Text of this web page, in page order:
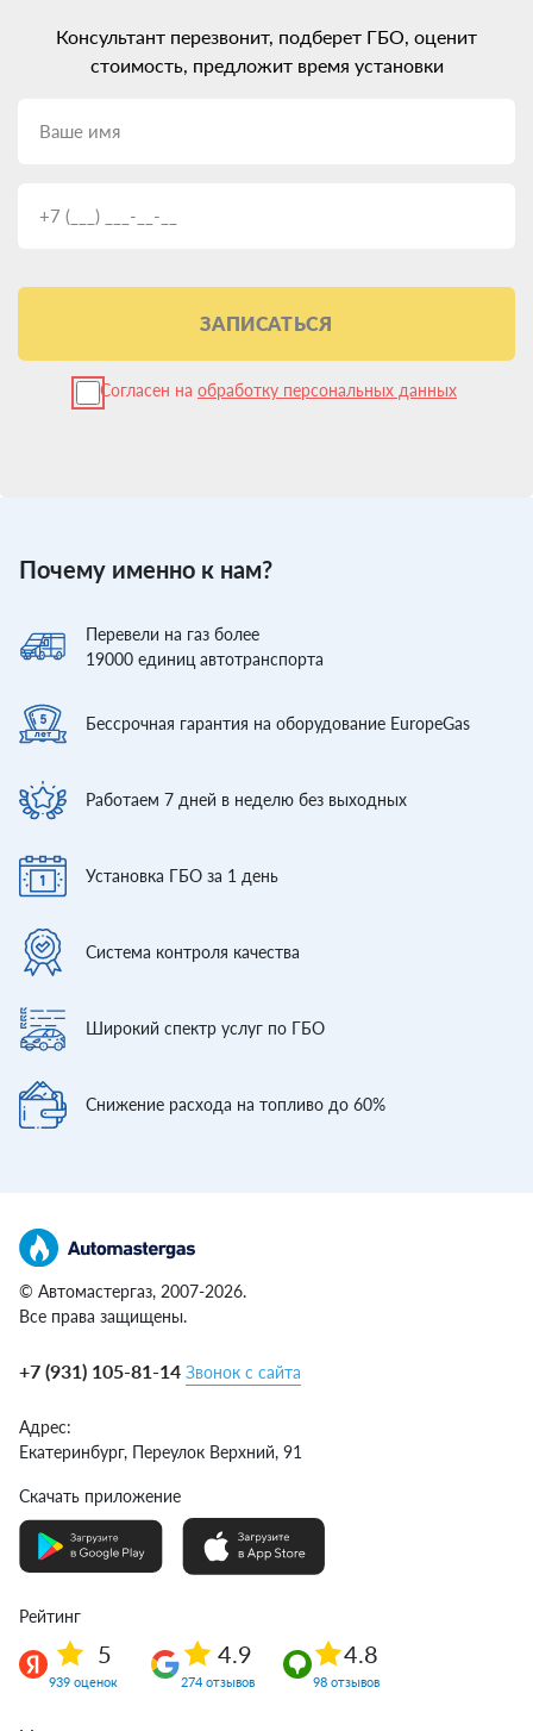
Консультант перезвонит, подберет ГБО, оценит
стоимость, предложит время установки
ЗАПИСАТЬСЯ
Согласен на обработку персональных данных
Почему именно к нам?
Перевели на газ более
19000 единиц автотранспорта
Бессрочная гарантия на оборудование EuropeGas
Работаем 7 дней в неделю без выходных
Установка ГБО за 1 день
Система контроля качества
Широкий спектр услуг по ГБО
Снижение расхода на топливо до 60%
© Автомастергаз, 2007-2026.
Все права защищены.
+7 (931) 105-81-14 Звонок с сайта
Адрес:
Екатеринбург, Переулок Верхний, 91
Скачать приложение
Рейтинг
5
939 оценок
4.9
274 отзывов
4.8
98 отзывов